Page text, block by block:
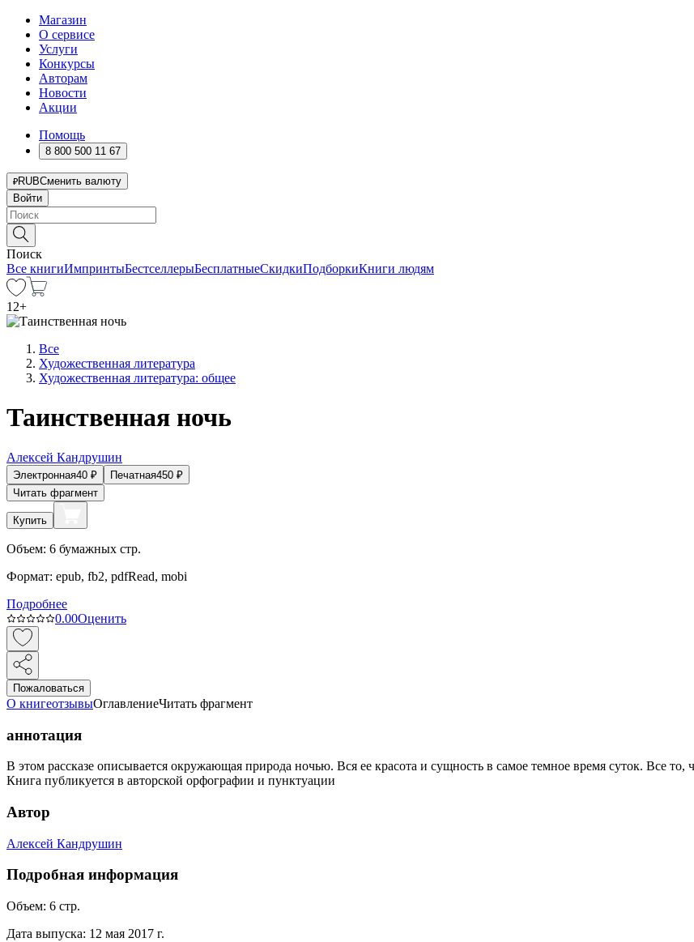
Магазин
О сервисе
Услуги
Конкурсы
Авторам
Новости
Акции
Помощь
8 800 500 11 67
RUBСменить валюту
Войти
Поиск
Все книгиИмпринтыБестселлерыБесплатныеСкидкиПодборкиКниги людям
12+
Все
Художественная литература
Художественная литература: общее
Таинственная ночь
Алексей Кандрушин
Электронная40 ₽ Печатная450 ₽
Читать фрагмент
Купить
Объем: 6 бумажных стр.
Формат: epub, fb2, pdfRead, mobi
Подробнее
0.00Оценить
Пожаловаться
О книгеотзывыОглавлениеЧитать фрагмент
аннотация
В этом рассказе описывается окружающая природа ночью. Вся ее красота и сущность в самое темное время суток. Все
Книга публикуется в авторской орфографии и пунктуации
Автор
Алексей Кандрушин
Подробная информация
Объем: 6 стр.
Дата выпуска: 12 мая 2017 г.